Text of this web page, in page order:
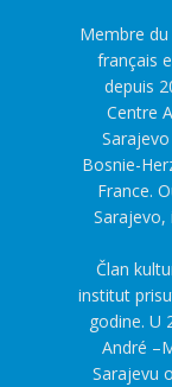
Membre du
français
depuis
Centre
Bosnie-
France.
Sarajevo,
Član
institut
godine. U
André
Sarajevu